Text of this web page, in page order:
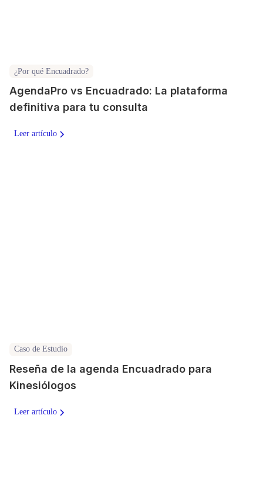
¿Por qué Encuadrado?
AgendaPro vs Encuadrado: La plataforma
definitiva para tu consulta
Leer artículo
Caso de Estudio
Reseña de la agenda Encuadrado para
Kinesiólogos
Leer artículo